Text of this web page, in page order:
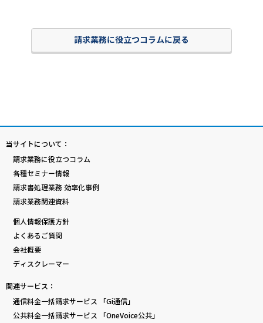
請求業務に役立つコラムに戻る
当サイトについて：
請求業務に役立つコラム
各種セミナー情報
請求書処理業務 効率化事例
請求業務関連資料
個人情報保護方針
よくあるご質問
会社概要
ディスクレーマー
関連サービス：
通信料金一括請求サービス 「Gi通信」
公共料金一括請求サービス 「OneVoice公共」